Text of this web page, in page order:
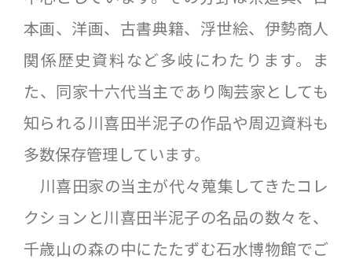
本画、洋画、古書典籍、浮世絵、伊勢商人
関係歴史資料など多岐にわたります。ま
た、同家十六代当主であり陶芸家としても
知られる川喜田半泥子の作品や周辺資料も
多数保存管理しています。
川喜田家の当主が代々蒐集してきたコレ
クションと川喜田半泥子の名品の数々を、
千歳山の森の中にたたずむ石水博物館でご